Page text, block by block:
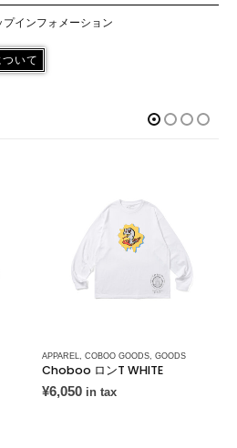
プインフォメーション
いて
APPAREL, COBOO GOODS, GOODS
Choboo ロンT WHITE
¥6,050 in tax